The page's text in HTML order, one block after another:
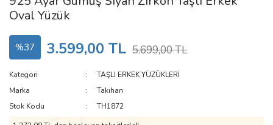
Oval Yüzük
%37 3.599,00 TL 5.699,00 TL
Kategori
TAŞLI ERKEK YÜZÜKLERİ
Marka
Takıhan
Stok Kodu
TH1872